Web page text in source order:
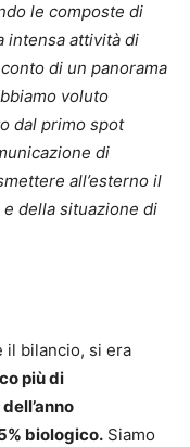
le composte di
intensa attività di
di un panorama
voluto
dal primo spot
di
all’esterno il
della situazione di
il bilancio, si era
più di
dell’anno
biologico. Siamo